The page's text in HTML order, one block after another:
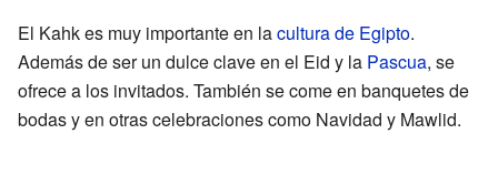
El Kahk es muy importante en lacultura de Egipto.
Además de ser un dulce clave en el Eid y la Pascua, se
ofrece a los invitados. También se come en banquetes de
bodas y en otras celebraciones como Navidad y Mawlid.